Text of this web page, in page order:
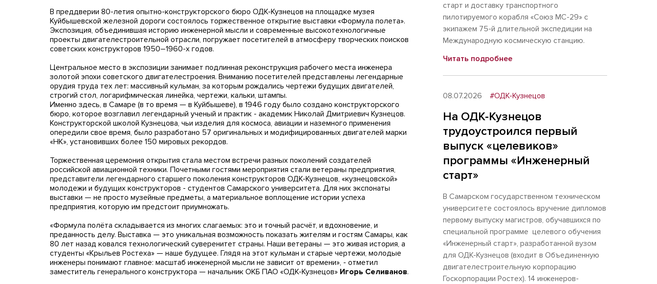
В преддверии 80-летия опытно-конструкторского бюро ОДК-Кузнецов на площадке музея
Куйбышевской железной дороги состоялось торжественное открытие выставки «Формула полета».
Экспозиция, объединившая историю инженерной мысли и современные высокотехнологичные
проекты двигателестроительной отрасли, погружает посетителей в атмосферу творческих поисков
советских конструкторов 1950–1960-х годов.
Центральное место в экспозиции занимает подлинная реконструкция рабочего места инженера
золотой эпохи советского двигателестроения. Вниманию посетителей представлены легендарные
орудия труда тех лет: массивный кульман, за которым рождались чертежи будущих двигателей,
строгий стол, логарифмическая линейка, чертежи, кальки, штампы.
Именно здесь, в Самаре (в то время — в Куйбышеве), в 1946 году было создано конструкторского
бюро, которое возглавил легендарный ученый и практик - академик Николай Дмитриевич Кузнецов.
Конструкторской школой Кузнецова, чьи изделия для космоса, авиации и наземного применения
опередили свое время, было разработано 57 оригинальных и модифицированных двигателей марки
«НК», установивших более 150 мировых рекордов.
Торжественная церемония открытия стала местом встречи разных поколений создателей
российской авиационной техники. Почетными гостями мероприятия стали ветераны предприятия,
представители легендарного старшего поколения конструкторов ОДК-Кузнецов, «кузнецовской»
молодежи и будущих конструкторов - студентов Самарского университета. Для них экспонаты
выставки — не просто музейные предметы, а материальное воплощение истории успеха
предприятия, которую им предстоит приумножать.
«Формула полёта складывается из многих слагаемых: это и точный расчёт, и вдохновение, и
преданность делу. Выставка — это уникальная возможность показать жителям и гостям Самары, как
80 лет назад ковался технологический суверенитет страны. Наши ветераны — это живая история, а
студенты «Крыльев Ростеха» — наше будущее. Глядя на этот кульман и старые чертежи, молодые
инженеры понимают главное: масштаб инженерной мысли не зависит от времени», - отметил
заместитель генерального конструктора — начальник ОКБ ПАО «ОДК-Кузнецов» Игорь Селиванов.
старт и доставку транспортного
пилотируемого корабля «Союз МС-29» с
экипажем 75-й длительной экспедиции на
Международную космическую станцию.
Читать подробнее
08.07.2026 #ОДК-Кузнецов
На ОДК-Кузнецов
трудоустроился первый
выпуск «целевиков»
программы «Инженерный
старт»
В Самарском государственном техническом
университете состоялось вручение дипломов
первому выпуску магистров, обучавшихся по
специальной программе целевого обучения
«Инженерный старт», разработанной вузом
для ОДК-Кузнецов (входит в Объединенную
двигателестроительную корпорацию
Госкорпорации Ростех). 14 инженеров-